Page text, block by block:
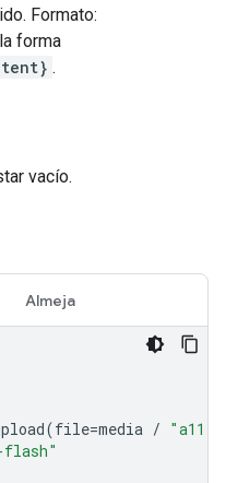
Formato:
forma
.
vacío.
Almeja
(file=media /
flash"